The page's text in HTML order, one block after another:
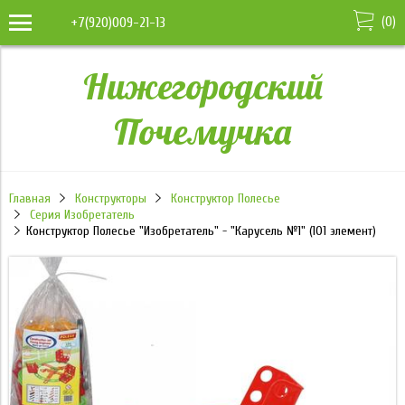
+7(920)009-21-13 (0)
Нижегородский
Почемучка
Главная Конструкторы
Конструктор Полесье
Серия Изобретатель
Конструктор Полесье "Изобретатель" - "Карусель №1" (101 элемент)